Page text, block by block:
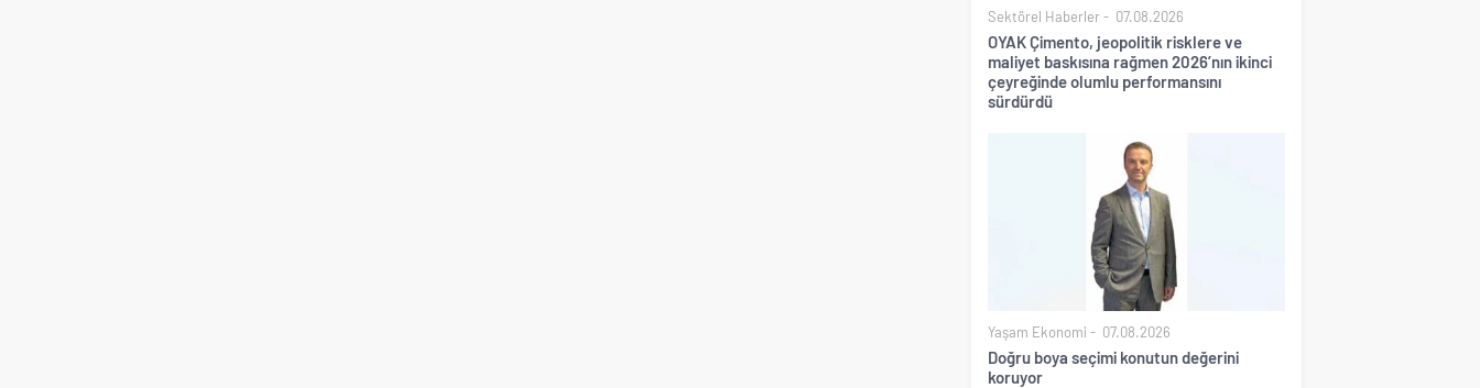
Sektörel Haberler 07.08.2026
OYAK Çimento, jeopolitik risklere ve
maliyet baskısına rağmen 2026’nın ikinci
çeyreğinde olumlu performansını
sürdürdü
Yaşam Ekonomi 07.08.2026
Doğru boya seçimi konutun değerini
koruyor